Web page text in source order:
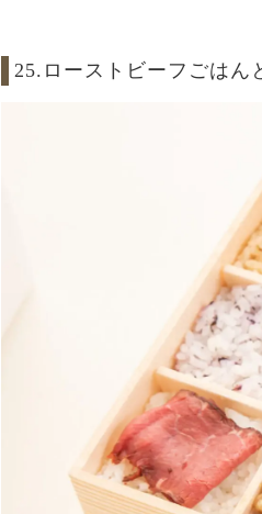
25.ローストビーフごはん